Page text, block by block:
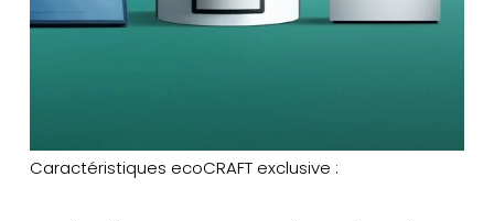
Caractéristiques ecoCRAFT exclusive :